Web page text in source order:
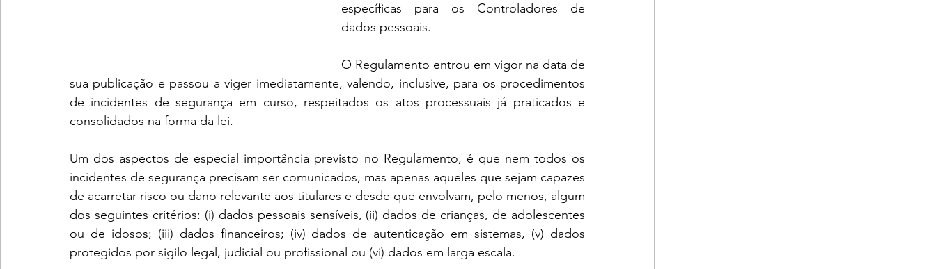
específicas para os Controladores de
dados pessoais.
O Regulamento entrou em vigor na data de
sua publicação e passou a viger imediatamente, valendo, inclusive, para os procedimentos
de incidentes de segurança em curso, respeitados os atos processuais já praticados e
consolidados na forma da lei.
Um dos aspectos de especial importância previsto no Regulamento, é que nem todos os
incidentes de segurança precisam ser comunicados, mas apenas aqueles que sejam capazes
de acarretar risco ou dano relevante aos titulares e desde que envolvam, pelo menos, algum
dos seguintes critérios: (i) dados pessoais sensíveis, (ii) dados de crianças, de adolescentes
ou de idosos; (iii) dados financeiros; (iv) dados de autenticação em sistemas, (v) dados
protegidos por sigilo legal, judicial ou profissional ou (vi) dados em larga escala.